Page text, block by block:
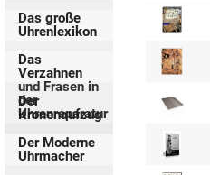
Das große
Uhrenlexikon
Das
Verzahnen
und Frasen in
der
Uhrenreparatur
Der
Kronenaufzug
Der Moderne
Uhrmacher